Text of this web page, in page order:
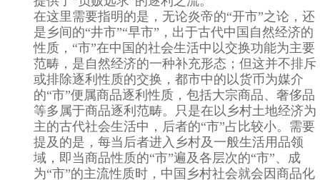
在这里需要指明的是，无论炎帝的“开市”之论，还
是乡间的“井市”“早市”，出于古代中国自然经济的
性质，“市”在中国的社会生活中以交换功能为主要
范畴，是自然经济的一种补充形态；但这并不排斥
或排除逐利性质的交换，都市中的以货币为媒介
的“市”便属商品逐利性质，包括大宗商品、奢侈品
等多属于商品逐利范畴。只是在以乡村土地经济为
主的古代社会生活中，后者的“市”占比较小。需要
提及的是，每当后者进入乡村及一般生活用品领
域，即当商品性质的“市”遍及各层次的“市”、成
为“市”的主流性质时，中国乡村社会就会因商品化